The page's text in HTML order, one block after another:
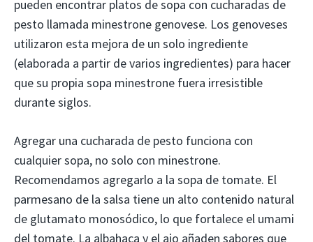
pueden encontrar platos de sopa con cucharadas de
pesto llamada minestrone genovese. Los genoveses
utilizaron esta mejora de un solo ingrediente
(elaborada a partir de varios ingredientes) para hacer
que su propia sopa minestrone fuera irresistible
durante siglos.
Agregar una cucharada de pesto funciona con
cualquier sopa, no solo con minestrone.
Recomendamos agregarlo a la sopa de tomate. El
parmesano de la salsa tiene un alto contenido natural
de glutamato monosódico, lo que fortalece el umami
del tomate. La albahaca y el ajo añaden sabores que